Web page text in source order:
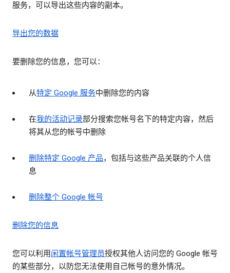
服务，可以导出这些内容的副本。
导出您的数据
要删除您的信息，您可以：
从特定 Google 服务中删除您的内容
在我的活动记录部分搜索您帐号名下的特定内容，然后
将其从您的帐号中删除
删除特定 Google 产品，包括与这些产品关联的个人信
息
删除整个 Google 帐号
删除您的信息
您可以利用闲置帐号管理员授权其他人访问您的 Google 帐号
的某些部分，以防您无法使用自己帐号的意外情况。